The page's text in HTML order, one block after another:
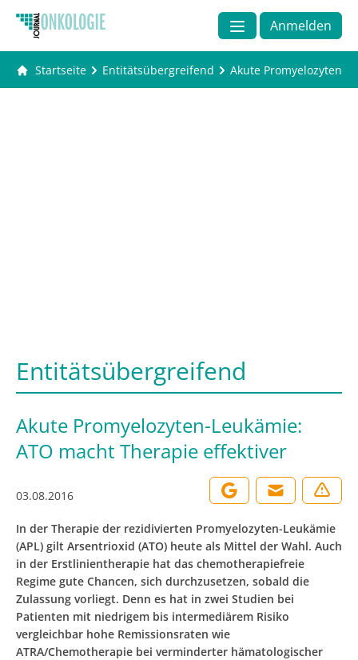
Anmelden
Startseite Entitätsübergreifend Akute Promyelozyten-
Entitätsübergreifend
Akute Promyelozyten-Leukämie:
ATO macht Therapie effektiver
03.08.2016
In der Therapie der rezidivierten Promyelozyten-Leukämie
(APL) gilt Arsentrioxid (ATO) heute als Mittel der Wahl. Auch
in der Erstlinientherapie hat das chemotherapiefreie
Regime gute Chancen, sich durchzusetzen, sobald die
Zulassung vorliegt. Denn es hat in zwei Studien bei
Patienten mit niedrigem bis intermediärem Risiko
vergleichbar hohe Remissionsraten wie
ATRA/Chemotherapie bei verminderter hämatologischer